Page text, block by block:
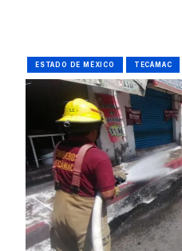
ESTADO DE MÉXICO TECÁMAC